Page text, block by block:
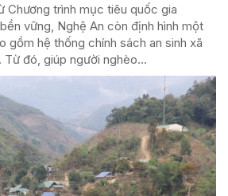
Chương trình mục tiêu quốc gia
vững, Nghệ An còn định hình một
gồm hệ thống chính sách an sinh xã
Từ đó, giúp người nghèo...